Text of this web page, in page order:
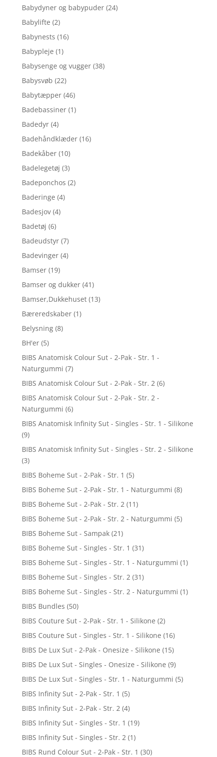
Babydyner og babypuder (24)
Babylifte (2)
Babynests (16)
Babypleje (1)
Babysenge og vugger (38)
Babysvøb (22)
Babytæpper (46)
Badebassiner (1)
Badedyr (4)
Badehåndklæder (16)
Badekåber (10)
Badelegetøj (3)
Badeponchos (2)
Baderinge (4)
Badesjov (4)
Badetøj (6)
Badeudstyr (7)
Badevinger (4)
Bamser (19)
Bamser og dukker (41)
Bamser,Dukkehuset (13)
Bæreredskaber (1)
Belysning (8)
BH'er (5)
BIBS Anatomisk Colour Sut - 2-Pak - Str. 1 -
Naturgummi (7)
BIBS Anatomisk Colour Sut - 2-Pak - Str. 2 (6)
BIBS Anatomisk Colour Sut - 2-Pak - Str. 2 -
Naturgummi (6)
BIBS Anatomisk Infinity Sut - Singles - Str. 1 - Silikone
(9)
BIBS Anatomisk Infinity Sut - Singles - Str. 2 - Silikone
(3)
BIBS Boheme Sut - 2-Pak - Str. 1 (5)
BIBS Boheme Sut - 2-Pak - Str. 1 - Naturgummi (8)
BIBS Boheme Sut - 2-Pak - Str. 2 (11)
BIBS Boheme Sut - 2-Pak - Str. 2 - Naturgummi (5)
BIBS Boheme Sut - Sampak (21)
BIBS Boheme Sut - Singles - Str. 1 (31)
BIBS Boheme Sut - Singles - Str. 1 - Naturgummi (1)
BIBS Boheme Sut - Singles - Str. 2 (31)
BIBS Boheme Sut - Singles - Str. 2 - Naturgummi (1)
BIBS Bundles (50)
BIBS Couture Sut - 2-Pak - Str. 1 - Silikone (2)
BIBS Couture Sut - Singles - Str. 1 - Silikone (16)
BIBS De Lux Sut - 2-Pak - Onesize - Silikone (15)
BIBS De Lux Sut - Singles - Onesize - Silikone (9)
BIBS De Lux Sut - Singles - Str. 1 - Naturgummi (5)
BIBS Infinity Sut - 2-Pak - Str. 1 (5)
BIBS Infinity Sut - 2-Pak - Str. 2 (4)
BIBS Infinity Sut - Singles - Str. 1 (19)
BIBS Infinity Sut - Singles - Str. 2 (1)
BIBS Rund Colour Sut - 2-Pak - Str. 1 (30)